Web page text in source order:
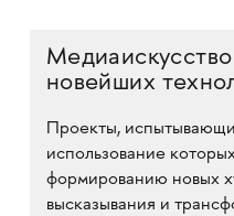
новейших
Проекты,
использование
формированию новых
высказывания и